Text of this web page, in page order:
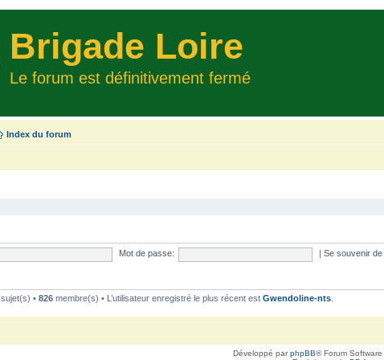
Brigade Loire
Le forum est définitivement fermé
Index du forum
Mot de passe: Se souvenir de
sujet(s) •826 membre(s) • L’utilisateur enregistré le plus récent estGwendoline-nts
Développé parphpBB® Forum